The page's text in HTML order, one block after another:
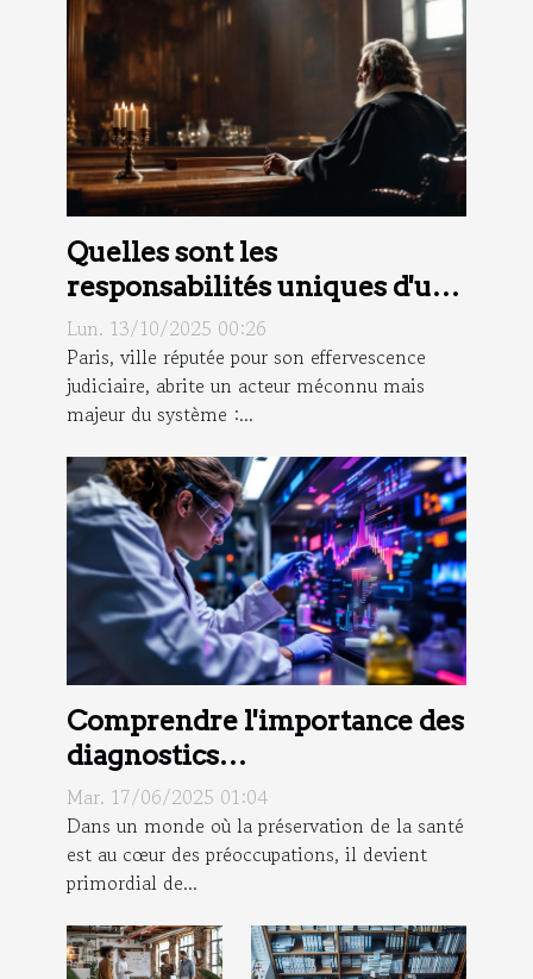
Quelles sont les
responsabilités uniques d'un
commissaire de justice à Paris
?
Lun. 13/10/2025 00:26
Paris, ville réputée pour son effervescence
judiciaire, abrite un acteur méconnu mais
majeur du système :...
Comprendre l'importance des
diagnostics
environnementaux pour la
santé publique
Mar. 17/06/2025 01:04
Dans un monde où la préservation de la santé
est au cœur des préoccupations, il devient
primordial de...